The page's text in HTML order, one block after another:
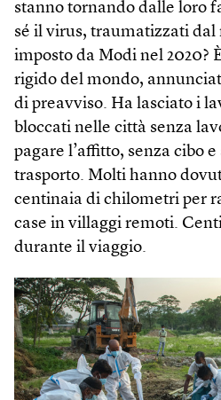
stanno tornando dalle loro
sé il virus, traumatizzati dal
imposto da Modi nel 2020?
rigido del mondo,
di preavviso. Ha lasciato i
bloccati nelle città senza
pagare l’affitto, senza cibo
trasporto. Molti hanno
centinaia di chilometri per
case in villaggi remoti.
durante il viaggio.